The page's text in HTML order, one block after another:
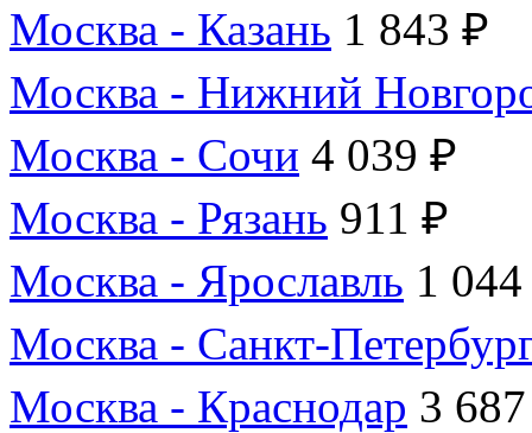
Москва - Казань 1 843 ₽
Москва - Нижний
Москва - Сочи 4 039 ₽
Москва - Рязань 911 ₽
Москва - Ярославль 1
Москва - Санкт-
Москва - Краснодар 3